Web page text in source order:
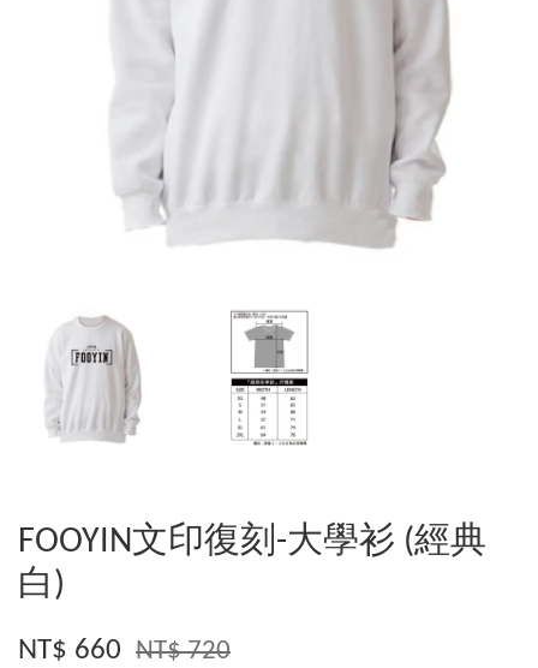
FOOYIN文印復刻-大學衫 (經典
白)
NT$ 660 NT$ 720